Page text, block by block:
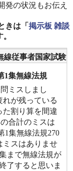
発の状況もお伝え
きは「 掲示板 雑談
線従事者国家試験
1集無線法規
ミスしまし
れが残っている
た割り算を間違
合計のミスは
1集無線法規270
ミスはありませ
まで無線法規が
了すると思いま